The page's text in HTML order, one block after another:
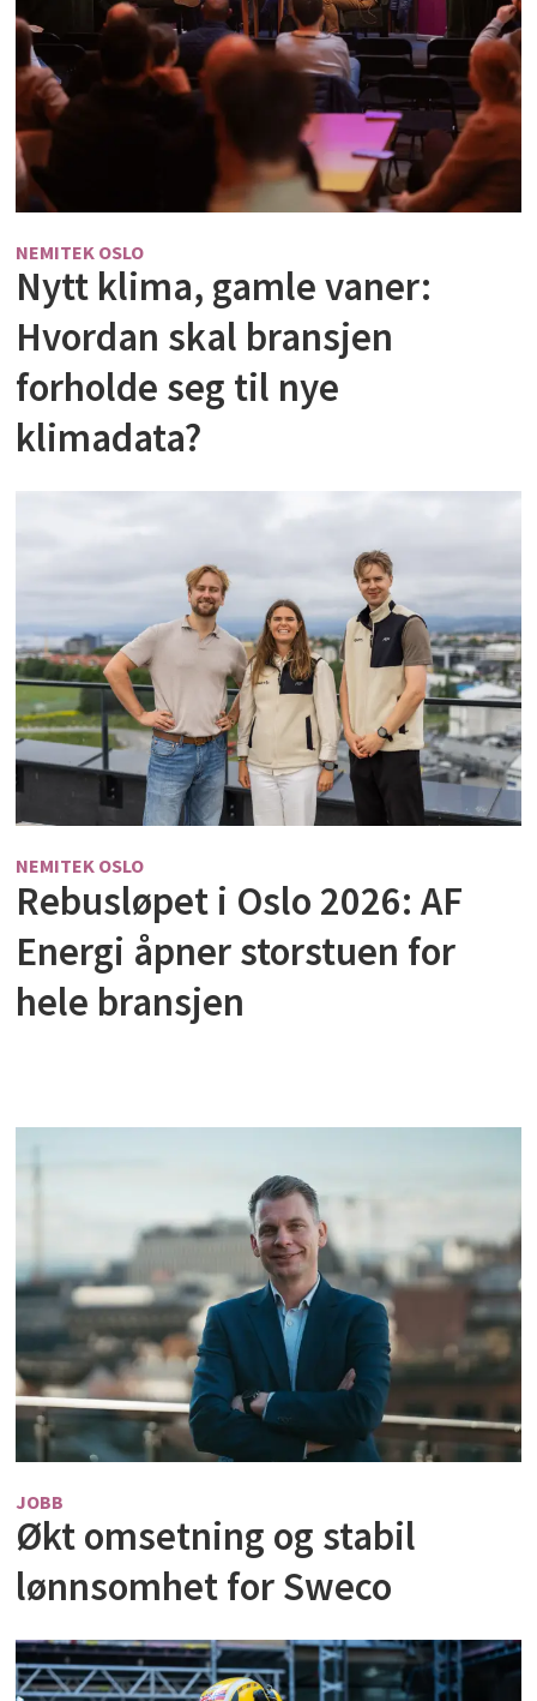
NEMITEK OSLO
Nytt klima, gamle vaner:
Hvordan skal bransjen
forholde seg til nye
klimadata?
NEMITEK OSLO
Rebusløpet i Oslo 2026: AF
Energi åpner storstuen for
hele bransjen
JOBB
Økt omsetning og stabil
lønnsomhet for Sweco